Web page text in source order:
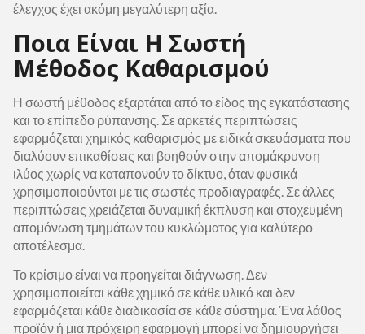
έλεγχος έχει ακόμη μεγαλύτερη αξία.
Ποια Είναι Η Σωστή
Μέθοδος Καθαρισμού
Η σωστή μέθοδος εξαρτάται από το είδος της εγκατάστασης
και το επίπεδο ρύπανσης. Σε αρκετές περιπτώσεις
εφαρμόζεται χημικός καθαρισμός με ειδικά σκευάσματα που
διαλύουν επικαθίσεις και βοηθούν στην απομάκρυνση
ιλύος χωρίς να καταπονούν το δίκτυο, όταν φυσικά
χρησιμοποιούνται με τις σωστές προδιαγραφές. Σε άλλες
περιπτώσεις χρειάζεται δυναμική έκπλυση και στοχευμένη
απομόνωση τμημάτων του κυκλώματος για καλύτερο
αποτέλεσμα.
Το κρίσιμο είναι να προηγείται διάγνωση. Δεν
χρησιμοποιείται κάθε χημικό σε κάθε υλικό και δεν
εφαρμόζεται κάθε διαδικασία σε κάθε σύστημα. Ένα λάθος
προϊόν ή μια πρόχειρη εφαρμογή μπορεί να δημιουργήσει